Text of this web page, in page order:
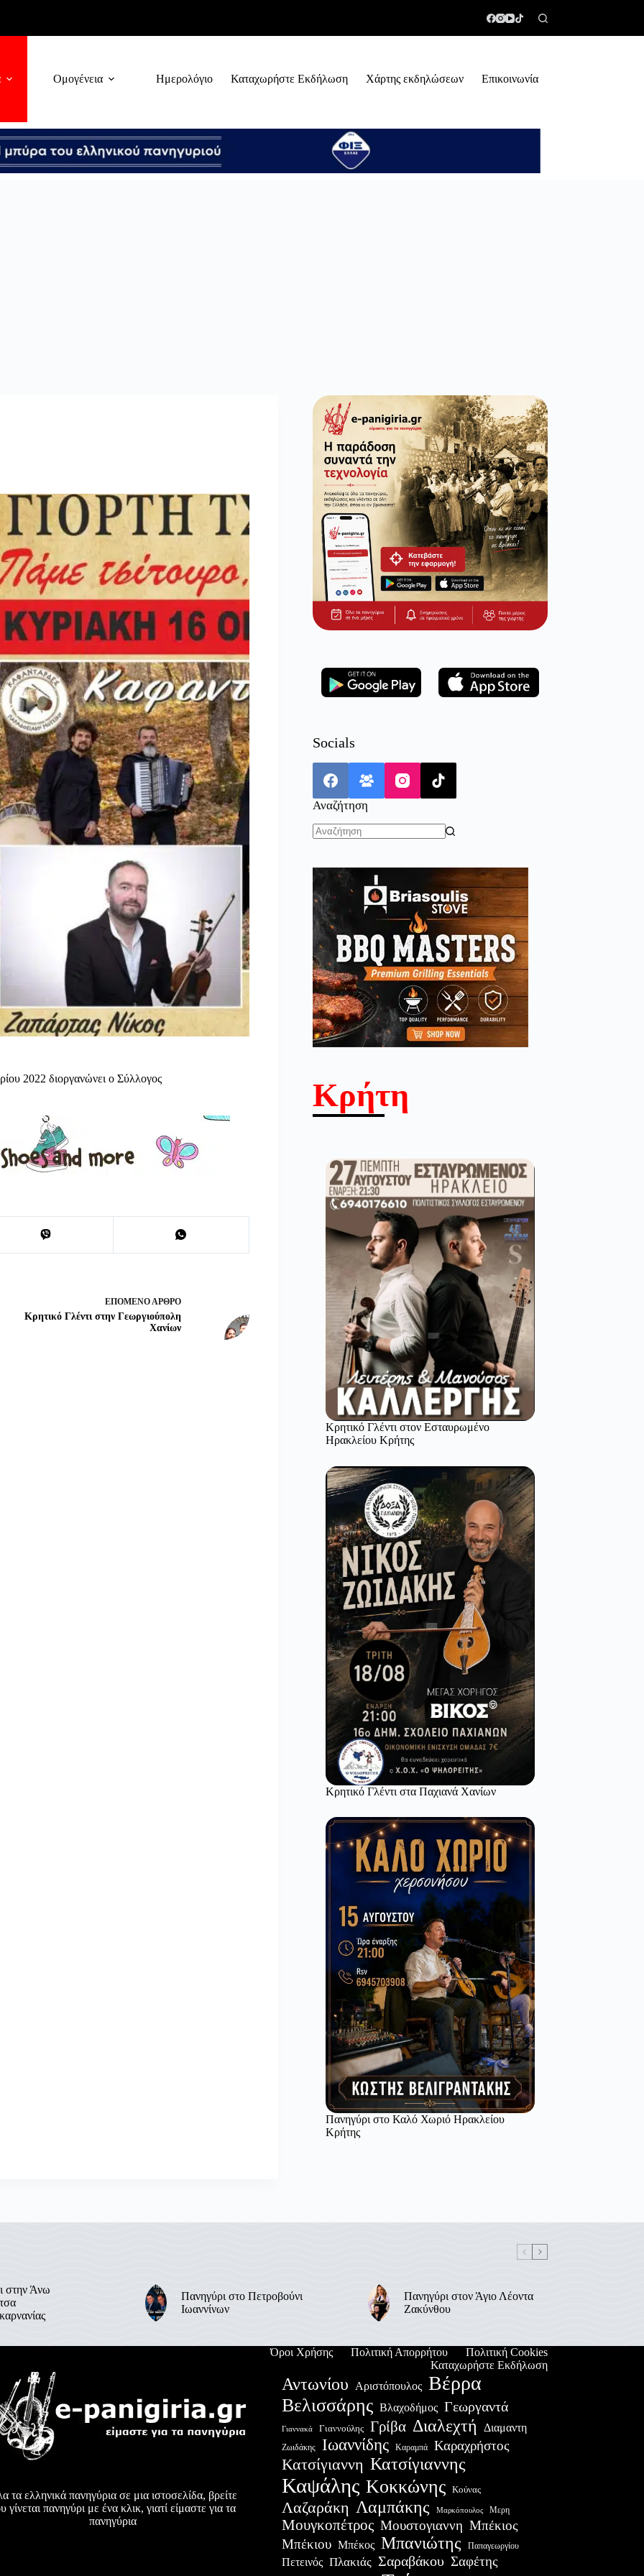
Ομογένεια Ημερολόγιο Καταχωρήστε Εκδήλωση Χάρτης εκδηλώσεων Επικοινωνία
2022 διοργανώνει ο Σύλλογος
ΕΠΌΜΕΝΟΆΡΘΡΟ
Κρητικό Γλέντι στην Γεωργιούπολη
Χανίων
Socials
Αναζήτηση
Κρήτη
Κρητικό Γλέντι στον Εσταυρωμένο
Ηρακλείου Κρήτης
Κρητικό Γλέντι στα Παχιανά Χανίων
Πανηγύρι στο Καλό Χωριό Ηρακλείου
Κρήτης
στην Άνω
Πανηγύρι στο Πετροβούνι
Ιωαννίνων
Πανηγύρι στον Άγιο Λέοντα
Ζακύνθου
Όροι Χρήσης Πολιτική Απορρήτου
Πολιτική Cookies
Καταχωρήστε Εκδήλωση
τα ελληνικά πανηγύρια σε μια ιστοσελίδα, βρείτε
γίνεται πανηγύρι με ένα κλικ, γιατί είμαστε για τα
πανηγύρια
Αντωνίου Αριστόπουλος Βέρρα
Βελισσάρης Βλαχοδήμος Γεωργαντά
Γιαννακά Γιαννούλης Γρίβα Διαλεχτή Διαμαντη
Ζωιδάκης Ιωαννίδης Καραμπά Καραχρήστος
Κατσίγιαννη Κατσίγιαννης
Καψάλης Κοκκώνης Κούνας
Λαζαράκη Λαμπάκης Μαρκόπουλος Μερη
Μουγκοπέτρος Μουστογιαννη Μπέκιος
Μπέκιου Μπέκος Μπανιώτης Παπαγεωργίου
Πετεινός Πλακιάς Σαραβάκου Σαφέτης